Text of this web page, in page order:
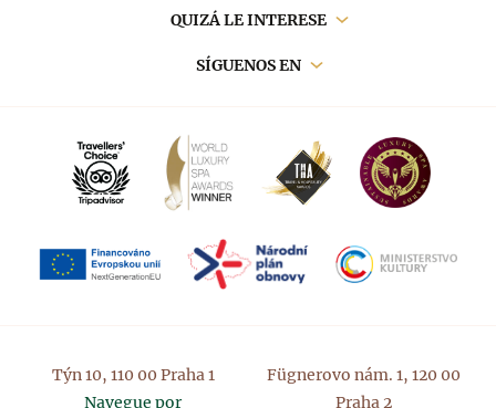
QUIZÁ LE INTERESE
SÍGUENOS EN
Týn 10, 110 00 Praha 1
Navegue por
Fügnerovo nám. 1, 120 00
Praha 2